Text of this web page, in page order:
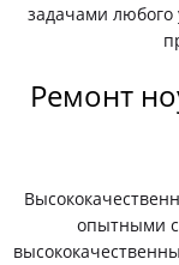
задачами любого
Ремонт
опытными